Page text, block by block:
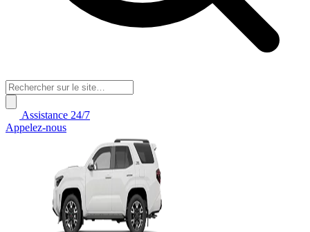
Assistance 24/7
Appelez-nous